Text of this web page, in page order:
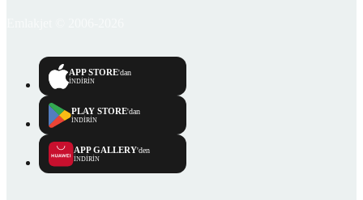
APP STORE'dan
İNDİRİN
PLAY STORE'dan
İNDİRİN
APP GALLERY'den
İNDİRİN